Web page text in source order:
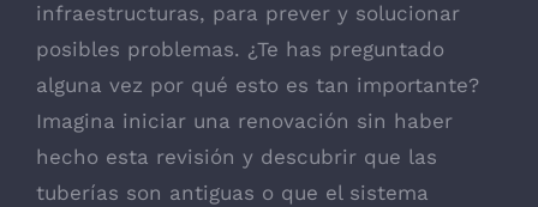
infraestructuras, para prever y solucionar
posibles problemas. ¿Te has preguntado
alguna vez por qué esto es tan importante?
Imagina iniciar una renovación sin haber
hecho esta revisión y descubrir que las
tuberías son antiguas o que el sistema